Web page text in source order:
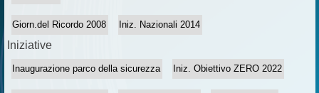
Giorn.del Ricordo 2008 Iniz. Nazionali 2014
Iniziative
Inaugurazione parco della sicurezza Iniz. Obiettivo ZERO 2022